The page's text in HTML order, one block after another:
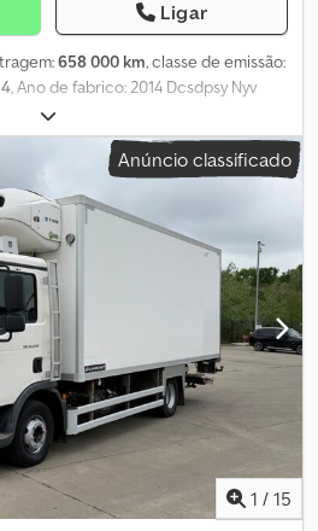
Ligar
658 000 km, classe de emissão:
, Ano de fabrico: 2014 Dcsdpsy Nyv
Anúncio classificado
1 / 15